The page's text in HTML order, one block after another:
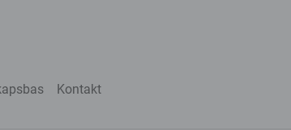
Kontakt